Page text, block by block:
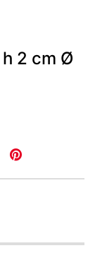
2 cm Ø